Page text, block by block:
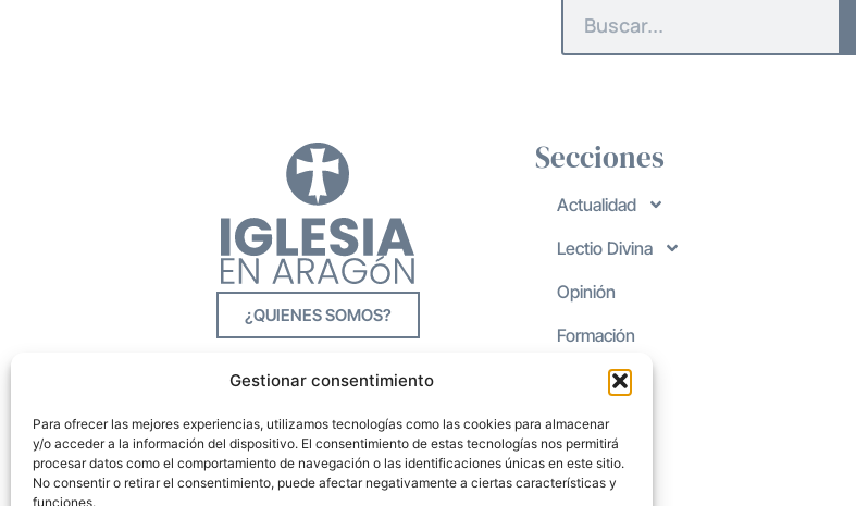
Gestionar consentimiento
Para ofrecer las mejores experiencias, utilizamos tecnologías como las cookies para almacenar
y/o acceder a la información del dispositivo. El consentimiento de estas tecnologías nos permitirá
procesar datos como el comportamiento de navegación o las identificaciones únicas en este sitio.
No consentir o retirar el consentimiento, puede afectar negativamente a ciertas características y
funciones.
¿QUIENES SOMOS?
Secciones
Actualidad
Lectio Divina
Opinión
Formación